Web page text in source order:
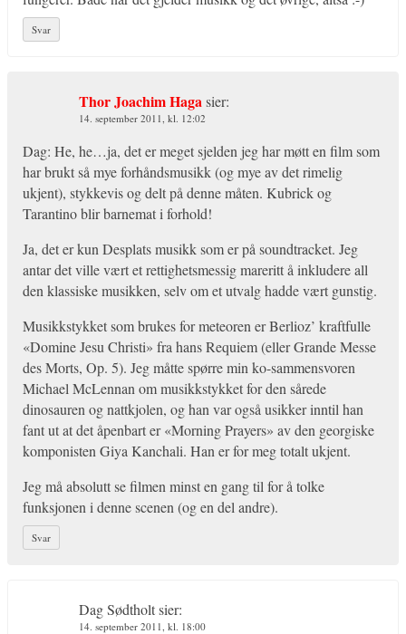
Svar
Thor Joachim Hagasier:
14. september 2011, kl. 12:02
Dag: He, he…ja, det er meget sjelden jeg har møtt en film som
har brukt så mye forhåndsmusikk (og mye av det rimelig
ukjent), stykkevis og delt på denne måten. Kubrick og
Tarantino blir barnemat i forhold!
Ja, det er kun Desplats musikk som er på soundtracket. Jeg
antar det ville vært et rettighetsmessig mareritt å inkludere all
den klassiske musikken, selv om et utvalg hadde vært gunstig.
Musikkstykket som brukes for meteoren er Berlioz’ kraftfulle
«Domine Jesu Christi» fra hans Requiem (eller Grande Messe
des Morts, Op. 5). Jeg måtte spørre min ko-sammensvoren
Michael McLennan om musikkstykket for den sårede
dinosauren og nattkjolen, og han var også usikker inntil han
fant ut at det åpenbart er «Morning Prayers» av den georgiske
komponisten Giya Kanchali. Han er for meg totalt ukjent.
Jeg må absolutt se filmen minst en gang til for å tolke
funksjonen i denne scenen (og en del andre).
Svar
Dag Sødtholtsier:
14. september 2011, kl. 18:00